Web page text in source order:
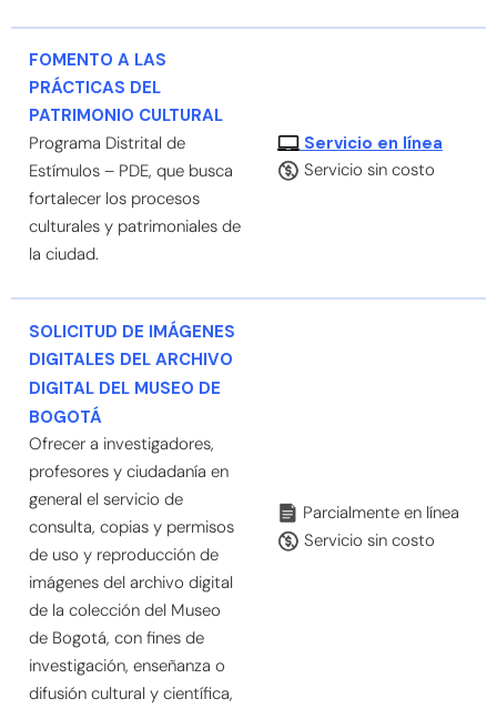
FOMENTO A LAS
PRÁCTICAS DEL
PATRIMONIO CULTURAL
Programa Distrital de
Estímulos – PDE, que busca
fortalecer los procesos
culturales y patrimoniales de
la ciudad.
Servicio en línea
Servicio sin costo
SOLICITUD DE IMÁGENES
DIGITALES DEL ARCHIVO
DIGITAL DEL MUSEO DE
BOGOTÁ
Ofrecer a investigadores,
profesores y ciudadanía en
general el servicio de
consulta, copias y permisos
de uso y reproducción de
imágenes del archivo digital
de la colección del Museo
de Bogotá, con fines de
investigación, enseñanza o
difusión cultural y científica,
Parcialmente en línea
Servicio sin costo